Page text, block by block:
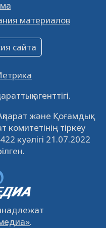
61022
в Кызылорде 22
14929 0
агенттігі.
және Қоғамдық
комитетінің тіркеу
куәлігі 21.07.2022
.
материалов
сайта